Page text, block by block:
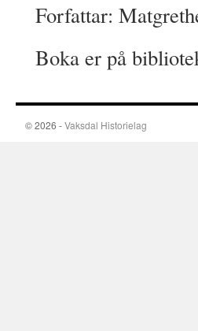
Forfattar:
Boka er på
© 2026 -Vaksdal Historielag